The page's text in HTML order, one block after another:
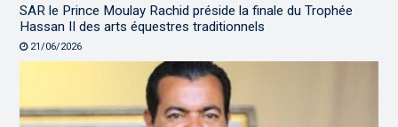
SAR le Prince Moulay Rachid préside la finale du Trophée
Hassan II des arts équestres traditionnels
21/06/2026